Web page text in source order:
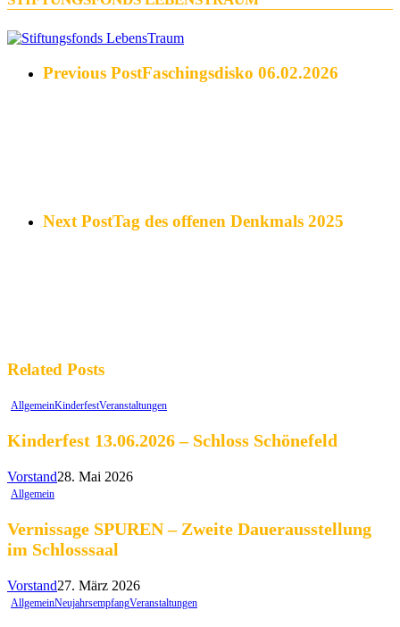
Previous PostFaschingsdisko 06.02.2026
Next PostTag des offenen Denkmals 2025
Related Posts
AllgemeinKinderfestVeranstaltungen
Kinderfest 13.06.2026 – Schloss Schönefeld
Vorstand28. Mai 2026
Allgemein
Vernissage SPUREN – Zweite Dauerausstellung
im Schlosssaal
Vorstand27. März 2026
AllgemeinNeujahrsempfangVeranstaltungen